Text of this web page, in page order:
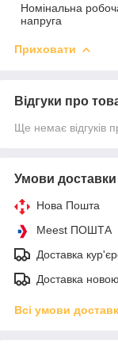
Номінальна
напруга
Приховати
Відгуки про
Ще немає відгуків
Умови доставки
Нова Пошта
Meest ПОШТА
Доставка
Доставка
Всі умови